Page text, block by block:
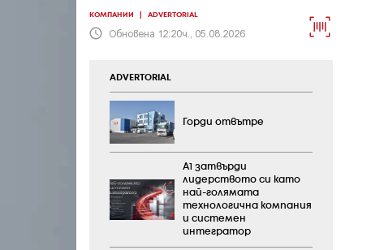
КОМПАНИИ ADVERTORIAL
Обновена 12:20ч., 05.08.2026
ADVERTORIAL
Горди отвътре
А1 затвърди
лидерството си като
най-голямата
технологична компания
и системен
интегратор